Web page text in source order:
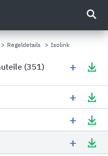
> Regeldetails > Isolink
(351) +
+
+
+